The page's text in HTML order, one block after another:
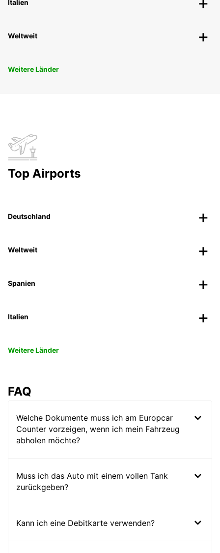
Italien
Weltweit
Weitere Länder
Top Airports
Deutschland
Weltweit
Spanien
Italien
Weitere Länder
FAQ
Welche Dokumente muss ich am Europcar
Counter vorzeigen, wenn ich mein Fahrzeug
abholen möchte?
Muss ich das Auto mit einem vollen Tank
zurückgeben?
Kann ich eine Debitkarte verwenden?